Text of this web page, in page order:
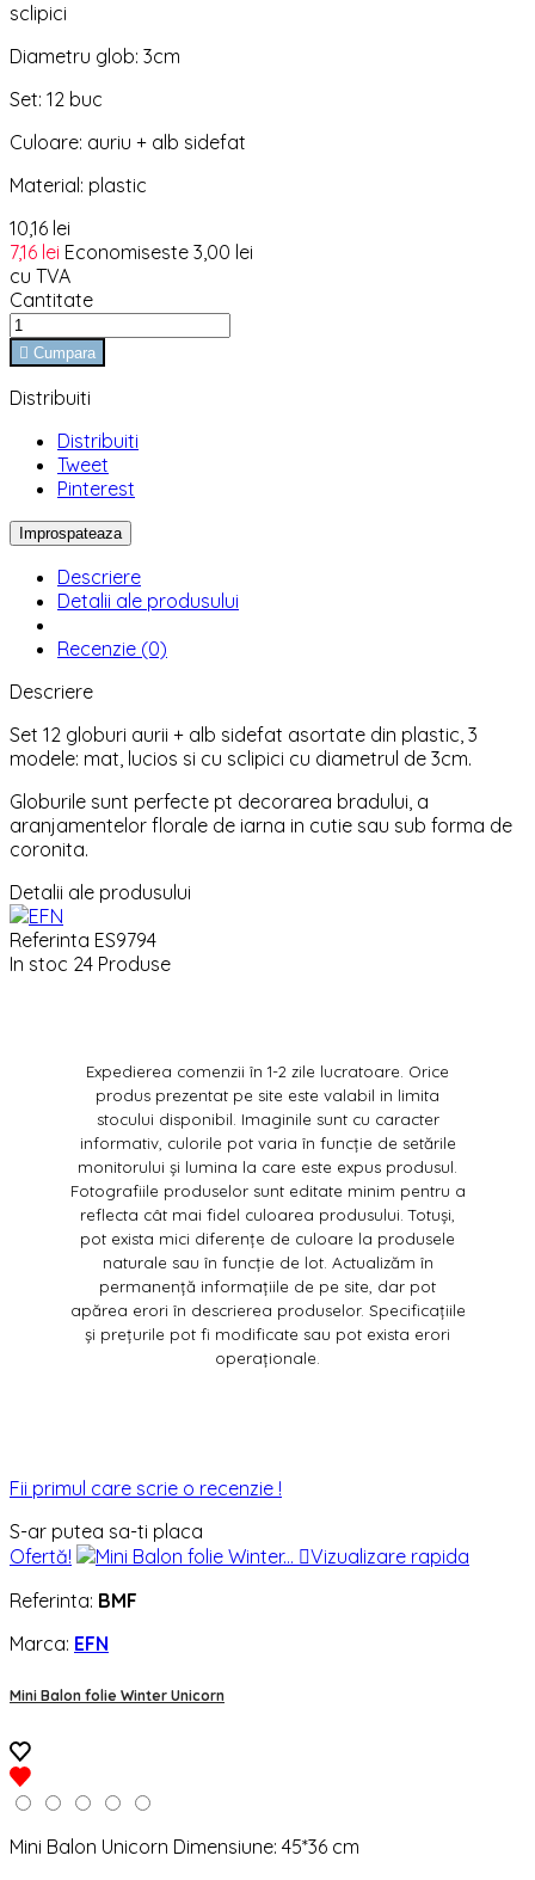
sclipici
Diametru glob: 3cm
Set: 12 buc
Culoare: auriu + alb sidefat
Material: plastic
10,16 lei
7,16 lei Economiseste 3,00 lei
cu TVA
Cantitate
 Cumpara
Distribuiti
Distribuiti
Tweet
Pinterest
Descriere
Detalii ale produsului
Recenzie (0)
Descriere
Set 12 globuri aurii + alb sidefat asortate din plastic, 3
modele: mat, lucios si cu sclipici cu diametrul de 3cm.
Globurile sunt perfecte pt decorarea bradului, a
aranjamentelor florale de iarna in cutie sau sub forma de
coronita.
Detalii ale produsului
Referinta ES9794
In stoc 24 Produse
Expedierea comenzii în 1-2 zile lucratoare. Orice
produs prezentat pe site este valabil in limita
stocului disponibil. Imaginile sunt cu caracter
informativ, culorile pot varia în funcție de setările
monitorului și lumina la care este expus produsul.
Fotografiile produselor sunt editate minim pentru a
reflecta cât mai fidel culoarea produsului. Totuși,
pot exista mici diferențe de culoare la produsele
naturale sau în funcție de lot. Actualizăm în
permanență informațiile de pe site, dar pot
apărea erori în descrierea produselor. Specificațiile
și prețurile pot fi modificate sau pot exista erori
operaționale.
Fii primul care scrie o recenzie !
S-ar putea sa-ti placa
Ofertă!
Vizualizare rapida
Referinta: BMF
Marca: EFN
Mini Balon folie Winter Unicorn
Mini Balon Unicorn Dimensiune: 45*36 cm